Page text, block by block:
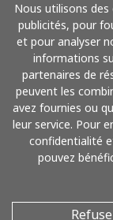
Nous utilisons
publicités, pour
et pour analyser
informations
partenaires de
peuvent les
avez fournies ou
leur service. Pour
confidentialité
pouvez
Achetez
Mode de